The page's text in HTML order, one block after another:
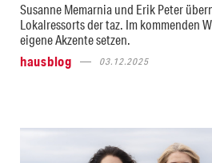
Susanne Memarnia und Erik Peter
Lokalressorts der taz. Im kommenden
eigene Akzente setzen.
hausblog
03.12.2025